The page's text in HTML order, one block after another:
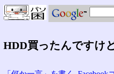
HDD買ったんですけ